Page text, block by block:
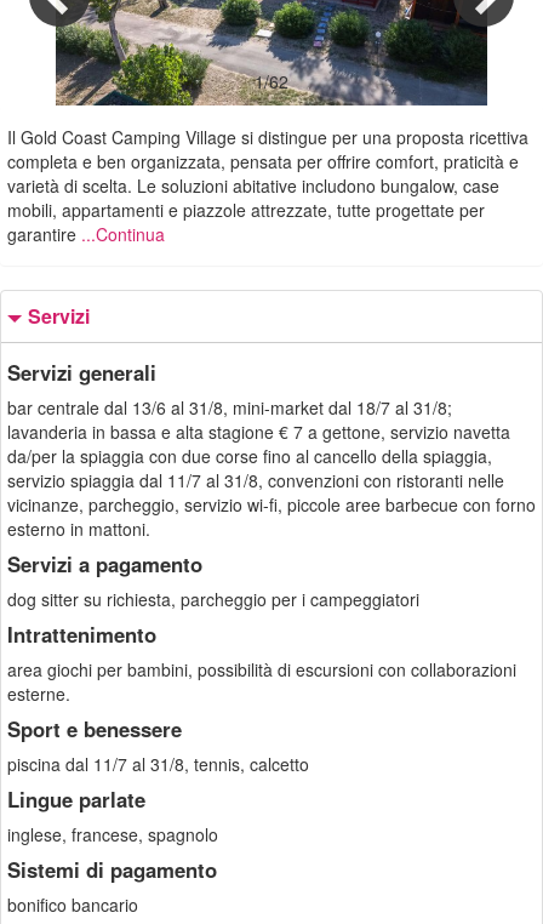
1/62
Il Gold Coast Camping Village si distingue per una proposta ricettiva
completa e ben organizzata, pensata per offrire comfort, praticità e
varietà di scelta. Le soluzioni abitative includono bungalow, case
mobili, appartamenti e piazzole attrezzate, tutte progettate per
garantire ...Continua
Servizi
Servizi generali
bar centrale dal 13/6 al 31/8, mini-market dal 18/7 al 31/8;
lavanderia in bassa e alta stagione € 7 a gettone, servizio navetta
da/per la spiaggia con due corse fino al cancello della spiaggia,
servizio spiaggia dal 11/7 al 31/8, convenzioni con ristoranti nelle
vicinanze, parcheggio, servizio wi-fi, piccole aree barbecue con forno
esterno in mattoni.
Servizi a pagamento
dog sitter su richiesta, parcheggio per i campeggiatori
Intrattenimento
area giochi per bambini, possibilità di escursioni con collaborazioni
esterne.
Sport e benessere
piscina dal 11/7 al 31/8, tennis, calcetto
Lingue parlate
inglese, francese, spagnolo
Sistemi di pagamento
bonifico bancario